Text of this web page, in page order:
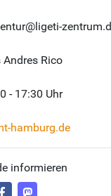
Rico
- 17:30 Uhr
hamburg.de
informieren